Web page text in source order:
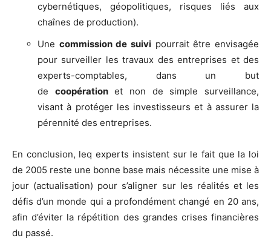
cybernétiques, géopolitiques, risques liés aux
chaînes de production).
Une commission de suivi pourrait être envisagée
pour surveiller les travaux des entreprises et des
experts-comptables, dans un but
de coopérationet non de simple surveillance,
visant à protéger les investisseurs et à assurer la
pérennité des entreprises.
En conclusion, leq experts insistent sur le fait que la loi
de 2005 reste une bonne base mais nécessite une mise à
jour (actualisation) pour s’aligner sur les réalités et les
défis d’un monde qui a profondément changé en 20 ans,
afin d’éviter la répétition des grandes crises financières
du passé.